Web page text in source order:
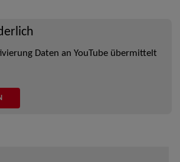
Daten an YouTube übermittelt